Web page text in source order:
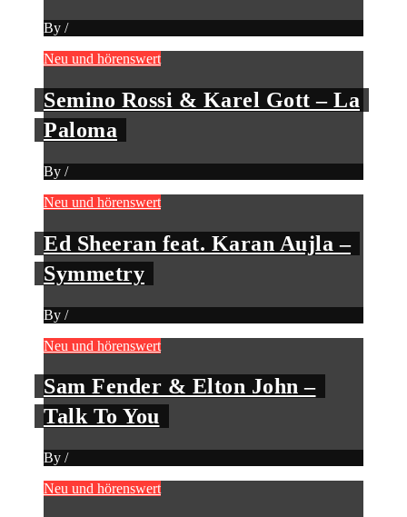
By /
Neu und hörenswert
Semino Rossi & Karel Gott – La
Paloma
By /
Neu und hörenswert
Ed Sheeran feat. Karan Aujla –
Symmetry
By /
Neu und hörenswert
Sam Fender & Elton John –
Talk To You
By /
Neu und hörenswert